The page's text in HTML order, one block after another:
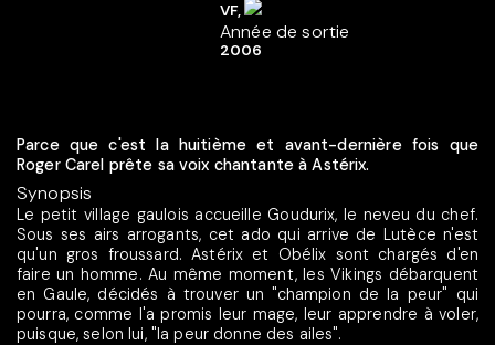
VF,
Année de sortie
2006
Parce que c'est la huitième et avant-dernière fois que
Roger Carel prête sa voix chantante à Astérix.
Synopsis
Le petit village gaulois accueille Goudurix, le neveu du chef.
Sous ses airs arrogants, cet ado qui arrive de Lutèce n'est
qu'un gros froussard. Astérix et Obélix sont chargés d'en
faire un homme. Au même moment, les Vikings débarquent
en Gaule, décidés à trouver un "champion de la peur" qui
pourra, comme l'a promis leur mage, leur apprendre à voler,
puisque, selon lui, "la peur donne des ailes".